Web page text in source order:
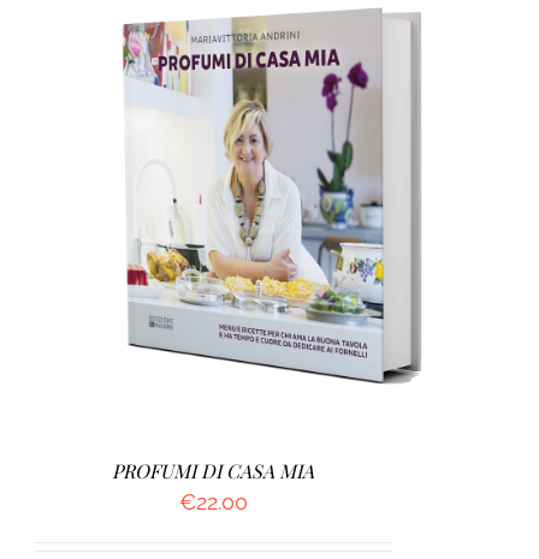
AGGIUNGI AL CARRELLO / DETTAGLI
PROFUMI DI CASA MIA
€22.00